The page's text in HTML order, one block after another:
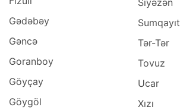
Gədəbəy
Gəncə
Goranboy
Göyçay
Göygöl
Sumqayıt
Tər-Tər
Tovuz
Ucar
Xızı